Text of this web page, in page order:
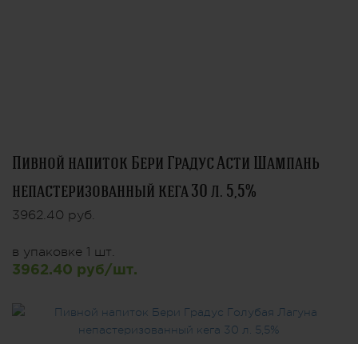
Пивной напиток Бери Градус Асти Шампань
непастеризованный кега 30 л. 5,5%
3962.40 руб.
в упаковке 1 шт.
3962.40 руб/шт.